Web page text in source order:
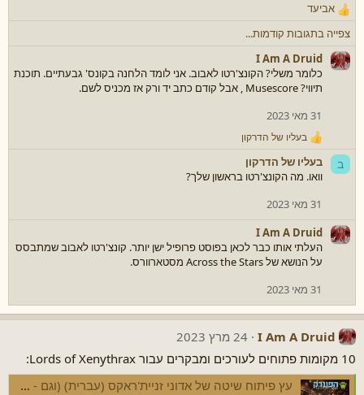
ר
ג
ש
ו
ת
אביעד
צפייה בתגובות קודמות...
I Am A Druid
כלומר משלי? הקונצ'רטו לאבוב. אני לומד הלחנה בקונס' גבעתיים. תוכנת
תיווי? Musescore , אבל קודם כתב יד ורק אז מכניס לשם.
31 מאי 2023
ר
ש
ו
בעליו של הדרקון
ב
בעליו של הדרקון
וואו. מה הקונצ'רטו בראשון שלך?
31 מאי 2023
I Am A Druid
העלתי אותו כבר לכאן בפוסט פרופיל ישן יותר. קונצ'רטו לאבוב שמתבסס
על הנושא של Across the Stars מסטארוורס.
31 מאי 2023
I Am A Druid 24 מרץ 2023
10 מקומות פתוחים לעורכים ומבקרים עבור Lords of Xenythrax:
עץ פיתוח שיטה של אדוני זניית'ראקס (עברית) (וגם - מחפש עורכים ומבקרים)